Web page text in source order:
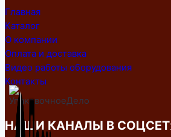
Главная
Каталог
О компании
Оплата и доставка
Видео работы оборудования
Контакты
НАШИ КАНАЛЫ В